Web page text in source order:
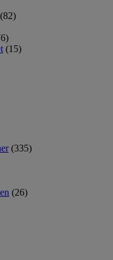
(82)
(15)
(335)
(26)